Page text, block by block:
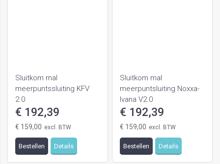
Sluitkom mal
meerpuntssluiting KFV
2.0
€ 192,39
€ 159,00
Bestellen Details
Sluitkom mal
meerpuntsluiting Noxxa-
Ivana V2.0
€ 192,39
€ 159,00
Bestellen Details